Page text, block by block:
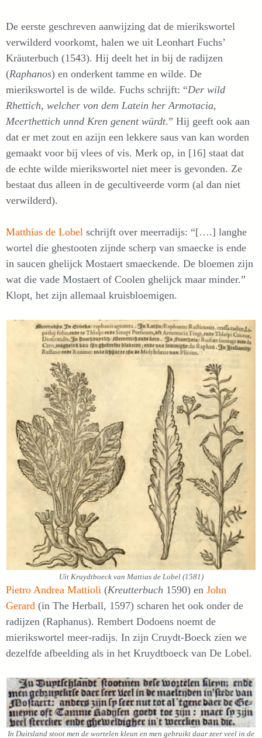
De eerste geschreven aanwijzing dat de mierikswortel
verwilderd voorkomt, halen we uit Leonhart Fuchs’
Kräuterbuch (1543). Hij deelt het in bij de radijzen
(Raphanos) en onderkent tamme en wilde. De
mierikswortel is de wilde. Fuchs schrijft: “Der wild
Rhettich, welcher von dem Latein her Armoτacia,
Meerτhettich unnd Kren genent würdt.” Hij geeft ook aan
dat er met zout en azijn een lekkere saus van kan worden
gemaakt voor bij vlees of vis. Merk op, in [16] staat dat
de echte wilde mierikswortel niet meer is gevonden. Ze
bestaat dus alleen in de gecultiveerde vorm (al dan niet
verwilderd).
Matthias de Lobel schrijft over meerradijs: “[….] langhe
wortel die ghestooten zijnde scherp van smaecke is ende
in saucen ghelijck Mostaert smaeckende. De bloemen zijn
wat die vade Mostaert of Coolen ghelijck maar minder.”
Klopt, het zijn allemaal kruisbloemigen.
Uit Kruydtboeck van Mattias de Lobel (1581)
Pietro Andrea Mattioli (Kreutterbuch 1590) en John
Gerard (in The Herball, 1597) scharen het ook onder de
radijzen (Raphanus). Rembert Dodoens noemt de
mierikswortel meer-radijs. In zijn Cruydt-Boeck zien we
dezelfde afbeelding als in het Kruydtboeck van De Lobel.
In Duitsland stoot men de wortelen kleun en men gebruikt daar zeer veel in de